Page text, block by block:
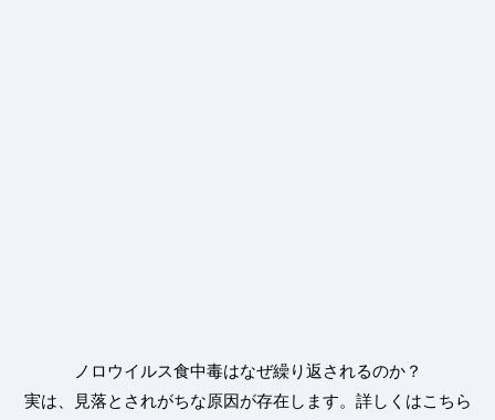
ノロウイルス食中毒はなぜ繰り返されるのか？
実は、見落とされがちな原因が存在します。詳しくはこちら